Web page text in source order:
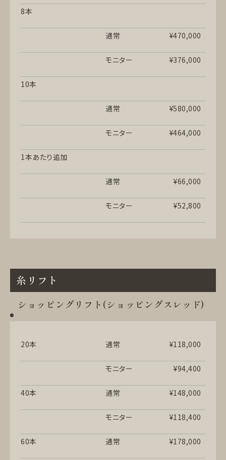
8本
通常 ¥470,000
モニター ¥376,000
10本
通常 ¥580,000
モニター ¥464,000
1本あたり追加
通常 ¥66,000
モニター ¥52,800
糸リフト
ショッピングリフト(ショッピングスレッド)
20本 通常 ¥118,000
モニター ¥94,400
40本 通常 ¥148,000
モニター ¥118,400
60本 通常 ¥178,000